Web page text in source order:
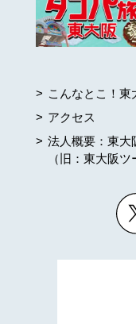
こんなとこ！東
アクセス
法人概要：東大
（旧：東大阪ツ